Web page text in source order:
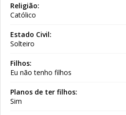
Religião:
Católico
Estado Civil:
Solteiro
Filhos:
Eu não tenho filhos
Planos de ter filhos:
Sim